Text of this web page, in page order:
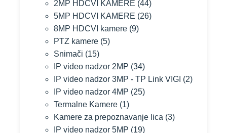
2MP HDCVI KAMERE (44)
5MP HDCVI KAMERE (26)
8MP HDCVI kamere (9)
PTZ kamere (5)
Snimači (15)
IP video nadzor 2MP (34)
IP video nadzor 3MP - TP Link VIGI (2)
IP video nadzor 4MP (25)
Termalne Kamere (1)
Kamere za prepoznavanje lica (3)
IP video nadzor 5MP (19)